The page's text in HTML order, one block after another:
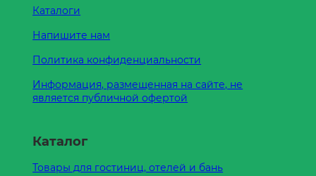
Каталоги
Напишите нам
Политика конфиденциальности
Информация, размещенная на сайте, не
является публичной офертой
Каталог
Товары для гостиниц, отелей и бань